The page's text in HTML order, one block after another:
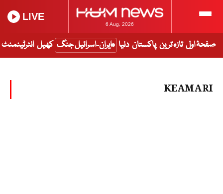
6 Aug, 2026
LIVE
صفحۂ اول تازہ ترین پاکستان دنیا ایران-اسرائیل جنگ کھیل انٹرٹینمنٹ
KEAMARI